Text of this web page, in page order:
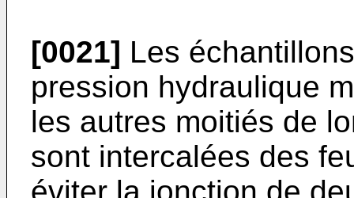
[0021] Les
pression hydraulique
les autres moitiés de
sont in­tercalées des